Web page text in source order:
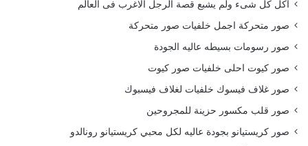
أكل كل شىء ولم يشبع قصة الرجل الاغرب فى العالم
صور متحركة اجمل خلفيات صور متحركة
صور رسومات بسيطه عاليه الجودة
صور كيوت احلى خلفيات صور كيوت
صور غلاف فيسوك خلفيات لغلاف فيسبوك
صور قلب مكسور حزينة للمجروحين
صور كريستيانو بجودة عاليه لكل محبي كريستيانو رونالدو